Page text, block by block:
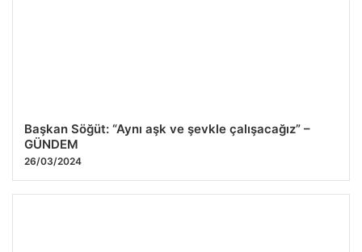
Başkan Söğüt: “Aynı aşk ve şevkle çalışacağız” –
GÜNDEM
26/03/2024